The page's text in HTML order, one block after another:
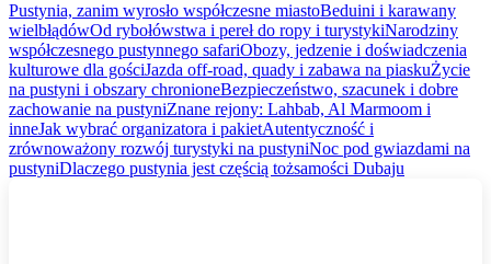
Pustynia, zanim wyrosło współczesne miastoBeduini i karawany
wielbłądówOd rybołówstwa i pereł do ropy i turystykiNarodziny
współczesnego pustynnego safariObozy, jedzenie i doświadczenia
kulturowe dla gościJazda off‑road, quady i zabawa na piaskuŻycie
na pustyni i obszary chronioneBezpieczeństwo, szacunek i dobre
zachowanie na pustyniZnane rejony: Lahbab, Al Marmoom i
inneJak wybrać organizatora i pakietAutentyczność i
zrównoważony rozwój turystyki na pustyniNoc pod gwiazdami na
pustyniDlaczego pustynia jest częścią tożsamości Dubaju